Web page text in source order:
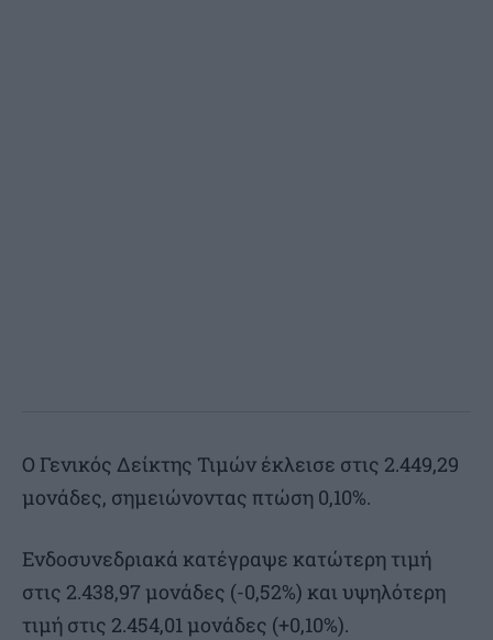
O Γενικός Δείκτης Τιμών έκλεισε στις 2.449,29
μονάδες, σημειώνοντας πτώση 0,10%.
Ενδοσυνεδριακά κατέγραψε κατώτερη τιμή
στις 2.438,97 μονάδες (-0,52%) και υψηλότερη
τιμή στις 2.454,01 μονάδες (+0,10%).